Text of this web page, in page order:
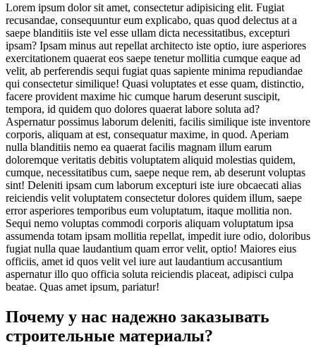
Lorem ipsum dolor sit amet, consectetur adipisicing elit. Fugiat
recusandae, consequuntur eum explicabo, quas quod delectus at a
saepe blanditiis iste vel esse ullam dicta necessitatibus, excepturi
ipsam? Ipsam minus aut repellat architecto iste optio, iure asperiores
exercitationem quaerat eos saepe tenetur mollitia cumque eaque ad
velit, ab perferendis sequi fugiat quas sapiente minima repudiandae
qui consectetur similique! Quasi voluptates et esse quam, distinctio,
facere provident maxime hic cumque harum deserunt suscipit,
tempora, id quidem quo dolores quaerat labore soluta ad?
Aspernatur possimus laborum deleniti, facilis similique iste inventore
corporis, aliquam at est, consequatur maxime, in quod. Aperiam
nulla blanditiis nemo ea quaerat facilis magnam illum earum
doloremque veritatis debitis voluptatem aliquid molestias quidem,
cumque, necessitatibus cum, saepe neque rem, ab deserunt voluptas
sint! Deleniti ipsam cum laborum excepturi iste iure obcaecati alias
reiciendis velit voluptatem consectetur dolores quidem illum, saepe
error asperiores temporibus eum voluptatum, itaque mollitia non.
Sequi nemo voluptas commodi corporis aliquam voluptatum ipsa
assumenda totam ipsam mollitia repellat, impedit iure odio, doloribus
fugiat nulla quae laudantium quam error velit, optio! Maiores eius
officiis, amet id quos velit vel iure aut laudantium accusantium
aspernatur illo quo officia soluta reiciendis placeat, adipisci culpa
beatae. Quas amet ipsum, pariatur!
Почему у нас надежно заказывать
строительные материалы?